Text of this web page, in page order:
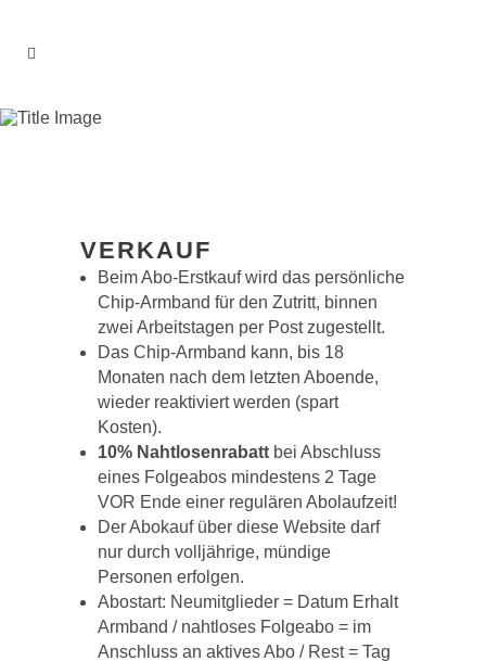
VERKAUF
Beim Abo-Erstkauf wird das persönliche
Chip-Armband für den Zutritt, binnen
zwei Arbeitstagen per Post zugestellt.
Das Chip-Armband kann, bis 18
Monaten nach dem letzten Aboende,
wieder reaktiviert werden (spart
Kosten).
10% Nahtlosenrabatt bei Abschluss
eines Folgeabos mindestens 2 Tage
VOR Ende einer regulären Abolaufzeit!
Der Abokauf über diese Website darf
nur durch volljährige, mündige
Personen erfolgen.
Abostart: Neumitglieder = Datum Erhalt
Armband / nahtloses Folgeabo = im
Anschluss an aktives Abo / Rest = Tag